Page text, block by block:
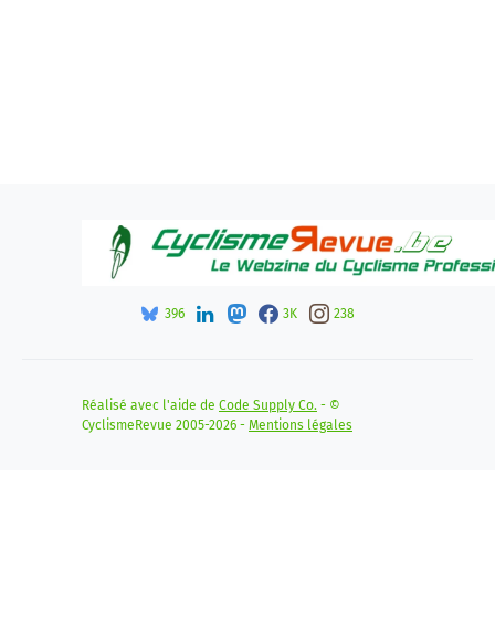
396 3K 238
Réalisé avec l'aide de Code Supply Co. - ©
CyclismeRevue 2005-2026 - Mentions légales